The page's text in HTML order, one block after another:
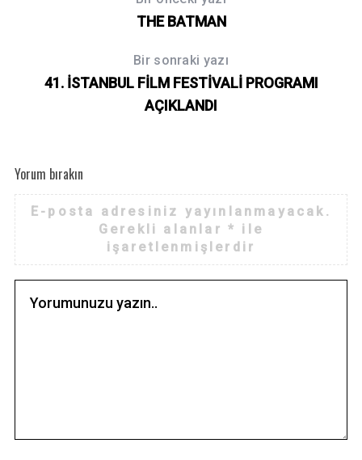
THE BATMAN
Bir sonraki yazı
41. İSTANBUL FİLM FESTİVALİ PROGRAMI
AÇIKLANDI
Yorum bırakın
E-posta adresiniz yayınlanmayacak.
Gerekli alanlar* ile
işaretlenmişlerdir